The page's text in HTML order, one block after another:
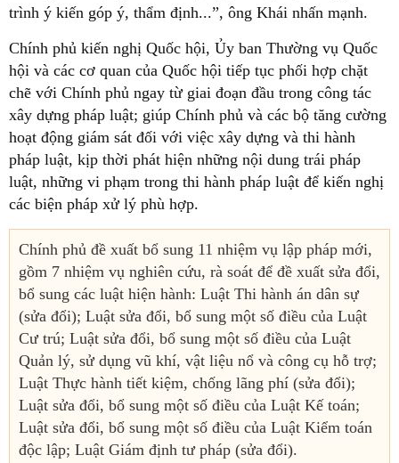
trình ý kiến góp ý, thẩm định...”, ông Khái nhấn mạnh.
Chính phủ kiến nghị Quốc hội, Ủy ban Thường vụ Quốc
hội và các cơ quan của Quốc hội tiếp tục phối hợp chặt
chẽ với Chính phủ ngay từ giai đoạn đầu trong công tác
xây dựng pháp luật; giúp Chính phủ và các bộ tăng cường
hoạt động giám sát đối với việc xây dựng và thi hành
pháp luật, kịp thời phát hiện những nội dung trái pháp
luật, những vi phạm trong thi hành pháp luật để kiến nghị
các biện pháp xử lý phù hợp.
Chính phủ đề xuất bổ sung 11 nhiệm vụ lập pháp mới,
gồm 7 nhiệm vụ nghiên cứu, rà soát để đề xuất sửa đổi,
bổ sung các luật hiện hành: Luật Thi hành án dân sự
(sửa đổi); Luật sửa đổi, bổ sung một số điều của Luật
Cư trú; Luật sửa đổi, bổ sung một số điều của Luật
Quản lý, sử dụng vũ khí, vật liệu nổ và công cụ hỗ trợ;
Luật Thực hành tiết kiệm, chống lãng phí (sửa đổi);
Luật sửa đổi, bổ sung một số điều của Luật Kế toán;
Luật sửa đổi, bổ sung một số điều của Luật Kiểm toán
độc lập; Luật Giám định tư pháp (sửa đổi).